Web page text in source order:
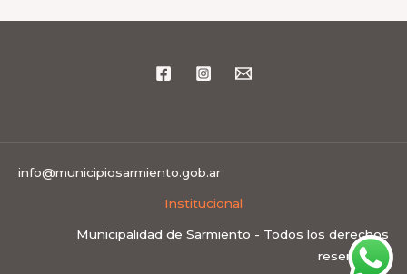
info@municipiosarmiento.gob.ar
Institucional
Municipalidad de Sarmiento - Todos los derechos
reservados